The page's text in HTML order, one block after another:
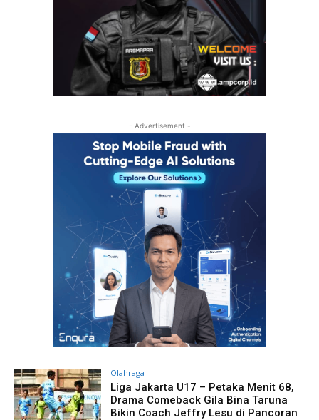
- Advertisement -
Olahraga
Liga Jakarta U17 – Petaka Menit 68,
Drama Comeback Gila Bina Taruna
Bikin Coach Jeffry Lesu di Pancoran